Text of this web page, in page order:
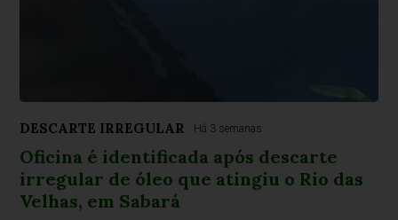
DESCARTE IRREGULAR Há 3 semanas
Oficina é identificada após descarte
irregular de óleo que atingiu o Rio das
Velhas, em Sabará